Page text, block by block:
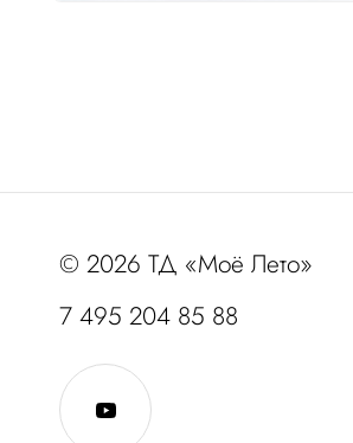
© 2026 ТД «Моё Лето»
7 495 204 85 88